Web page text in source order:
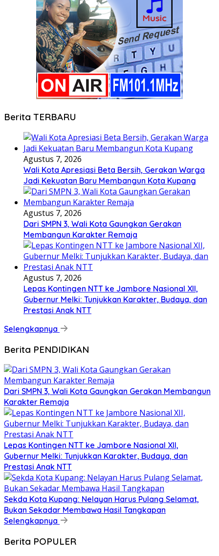
Berita TERBARU
Agustus 7, 2026
Wali Kota Apresiasi Beta Bersih, Gerakan Warga
Jadi Kekuatan Baru Membangun Kota Kupang
Agustus 7, 2026
Dari SMPN 3, Wali Kota Gaungkan Gerakan
Membangun Karakter Remaja
Agustus 7, 2026
Lepas Kontingen NTT ke Jambore Nasional XII,
Gubernur Melki: Tunjukkan Karakter, Budaya, dan
Prestasi Anak NTT
Selengkapnya
Berita PENDIDIKAN
Dari SMPN 3, Wali Kota Gaungkan Gerakan Membangun
Karakter Remaja
Lepas Kontingen NTT ke Jambore Nasional XII,
Gubernur Melki: Tunjukkan Karakter, Budaya, dan
Prestasi Anak NTT
Sekda Kota Kupang: Nelayan Harus Pulang Selamat,
Bukan Sekadar Membawa Hasil Tangkapan
Selengkapnya
Berita POPULER